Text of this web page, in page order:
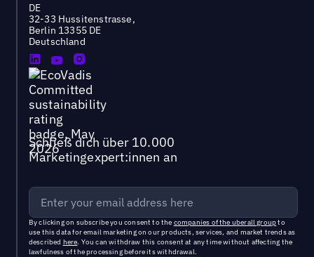
DE
32-33 Hussitenstrasse,
Berlin 13355 DE
Deutschland
Schließ dich über 10.000
Marketingexpert:innen an
By clicking on subscribe you consent to the companies of the uberall groupto
use this data for email marketing on our products, services, and market trends as
described here. You can withdraw this consent at any time without affecting the
lawfulness of the processing before its withdrawal.